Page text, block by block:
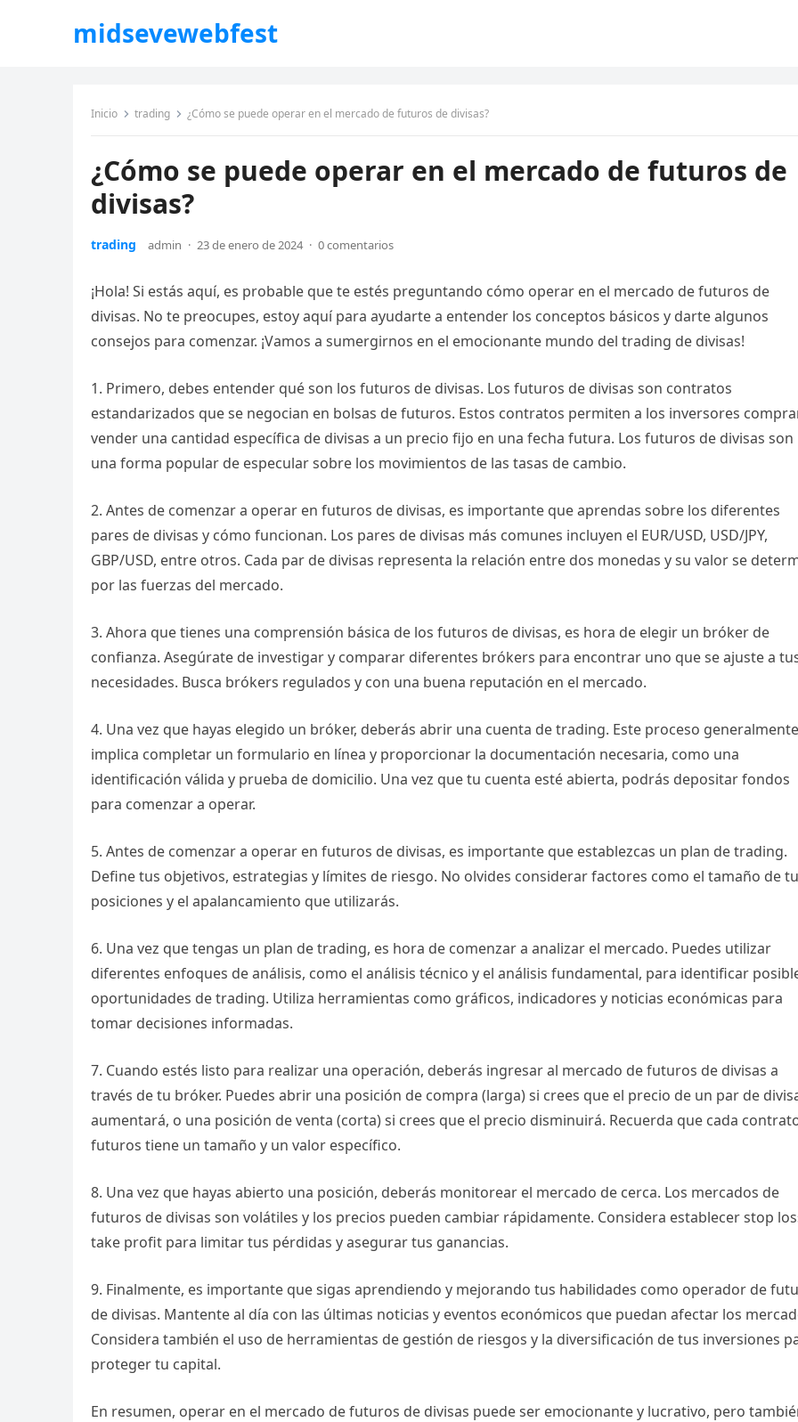
midsevewebfest
Inicio trading ¿Cómo se puede operar en el mercado de futuros de divisas?
¿Cómo se puede operar en el mercado de futuros de
divisas?
trading admin · 23 de enero de 2024 · 0 comentarios
¡Hola! Si estás aquí, es probable que te estés preguntando cómo operar en el mercado de futuros de
divisas. No te preocupes, estoy aquí para ayudarte a entender los conceptos básicos y darte algunos
consejos para comenzar. ¡Vamos a sumergirnos en el emocionante mundo del trading de divisas!
1. Primero, debes entender qué son los futuros de divisas. Los futuros de divisas son contratos
estandarizados que se negocian en bolsas de futuros. Estos contratos permiten a los inversores
vender una cantidad específica de divisas a un precio fijo en una fecha futura. Los futuros de divisas son
una forma popular de especular sobre los movimientos de las tasas de cambio.
2. Antes de comenzar a operar en futuros de divisas, es importante que aprendas sobre los diferentes
pares de divisas y cómo funcionan. Los pares de divisas más comunes incluyen el EUR/USD, USD/JPY,
GBP/USD, entre otros. Cada par de divisas representa la relación entre dos monedas y su valor se
por las fuerzas del mercado.
3. Ahora que tienes una comprensión básica de los futuros de divisas, es hora de elegir un bróker de
confianza. Asegúrate de investigar y comparar diferentes brókers para encontrar uno que se ajuste a
necesidades. Busca brókers regulados y con una buena reputación en el mercado.
4. Una vez que hayas elegido un bróker, deberás abrir una cuenta de trading. Este proceso generalmente
implica completar un formulario en línea y proporcionar la documentación necesaria, como una
identificación válida y prueba de domicilio. Una vez que tu cuenta esté abierta, podrás depositar fondos
para comenzar a operar.
5. Antes de comenzar a operar en futuros de divisas, es importante que establezcas un plan de trading.
Define tus objetivos, estrategias y límites de riesgo. No olvides considerar factores como el tamaño de
posiciones y el apalancamiento que utilizarás.
6. Una vez que tengas un plan de trading, es hora de comenzar a analizar el mercado. Puedes utilizar
diferentes enfoques de análisis, como el análisis técnico y el análisis fundamental, para identificar
oportunidades de trading. Utiliza herramientas como gráficos, indicadores y noticias económicas para
tomar decisiones informadas.
7. Cuando estés listo para realizar una operación, deberás ingresar al mercado de futuros de divisas a
través de tu bróker. Puedes abrir una posición de compra (larga) si crees que el precio de un par de
aumentará, o una posición de venta (corta) si crees que el precio disminuirá. Recuerda que cada
futuros tiene un tamaño y un valor específico.
8. Una vez que hayas abierto una posición, deberás monitorear el mercado de cerca. Los mercados de
futuros de divisas son volátiles y los precios pueden cambiar rápidamente. Considera establecer stop
take profit para limitar tus pérdidas y asegurar tus ganancias.
9. Finalmente, es importante que sigas aprendiendo y mejorando tus habilidades como operador de
de divisas. Mantente al día con las últimas noticias y eventos económicos que puedan afectar los
Considera también el uso de herramientas de gestión de riesgos y la diversificación de tus inversiones
proteger tu capital.
En resumen, operar en el mercado de futuros de divisas puede ser emocionante y lucrativo, pero